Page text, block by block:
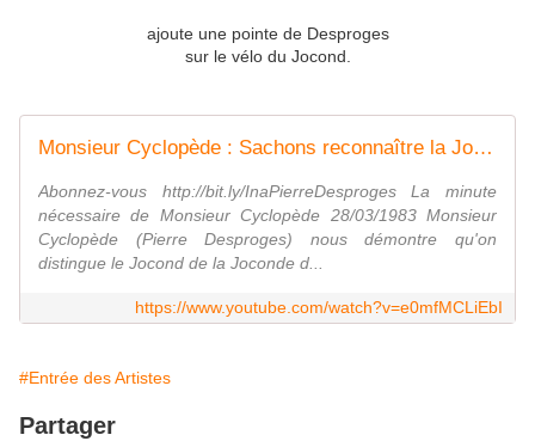
ajoute une pointe de Desproges
sur le vélo du Jocond.
Monsieur Cyclopède : Sachons reconnaître la Joconde du Jocond | Archive INA
Abonnez-vous http://bit.ly/InaPierreDesproges La minute
nécessaire de Monsieur Cyclopède 28/03/1983 Monsieur
Cyclopède (Pierre Desproges) nous démontre qu'on
distingue le Jocond de la Joconde d...
https://www.youtube.com/watch?v=e0mfMCLiEbI
#Entrée des Artistes
Partager